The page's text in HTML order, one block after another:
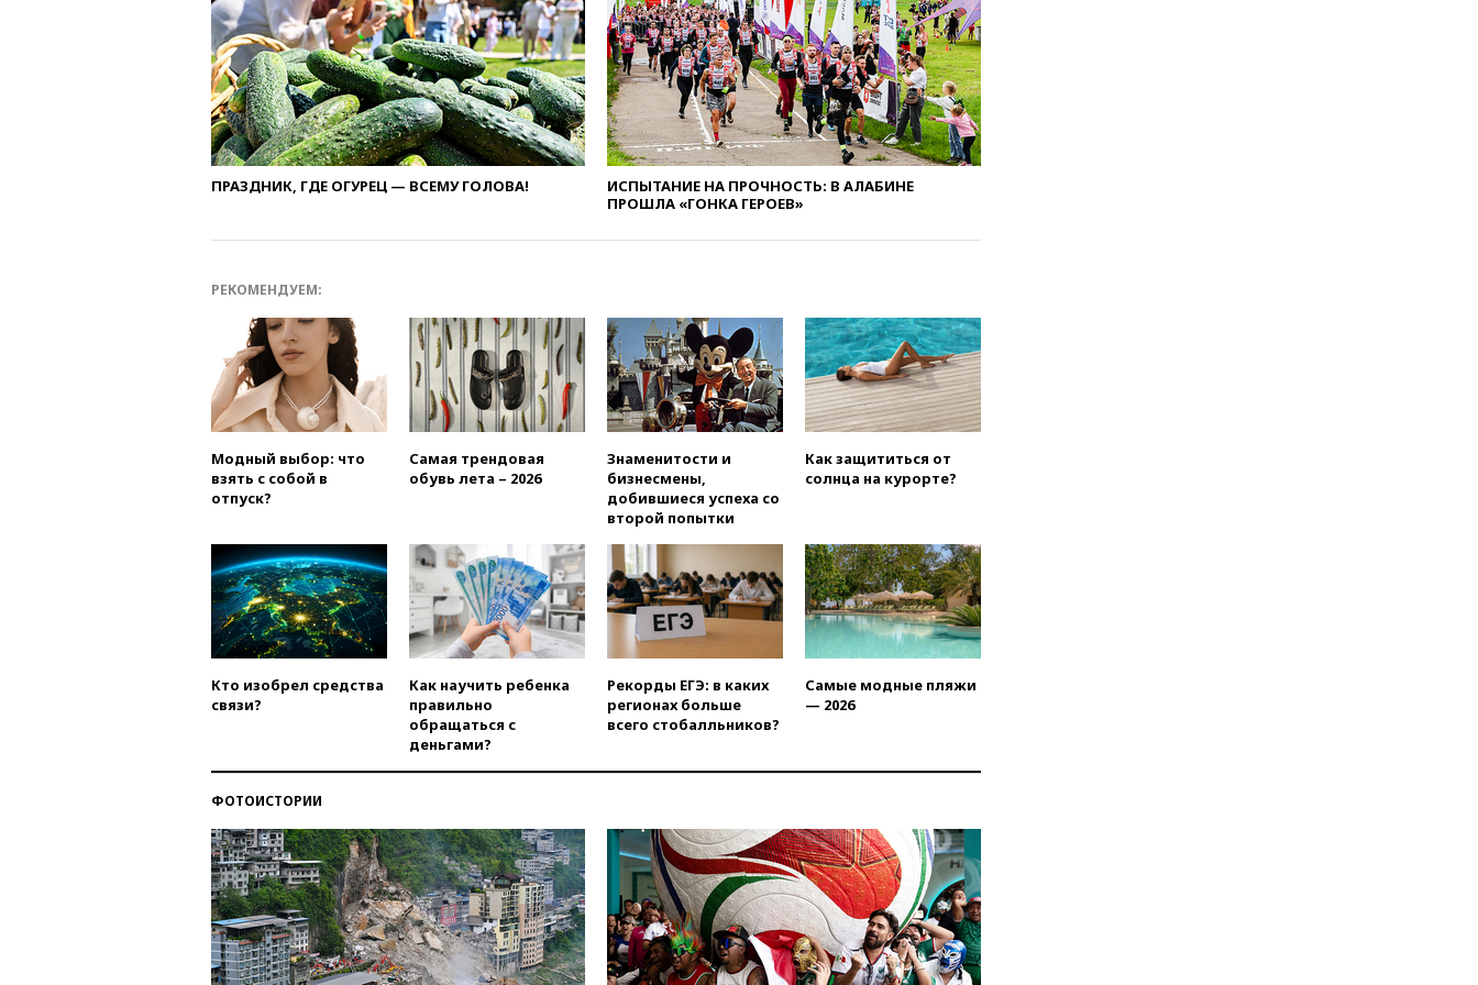
дефицита боеприпасов
14:40В Германии задержан
украинец за шпионаж на
оборонном предприятии
14:21АТОР сообщила о
снижении цен на авиабилеты
в России
14:19Масштабный сбой
произошел в рунете
13:58
Медведев назвал
Японию вассалом США
13:45
В Петербурге достроили
новый тоннель зеленой ветки
метро
В эфире «Радиостанции
Судного дня» прозвучали три
сообщения
пострадали при наезде
автомобиля на толпу в Омске
13:19
WP: Трамп определился
со своим преемником
СК возбудил дело по
ребенка в Раменском
12:57
отмыванием денег, достигло
рекордного показателя
12:40В Подмосковье
женщина и трехлетний
ребенок погибли при падении
из окна
ПРАЗДНИК, ГДЕ ОГУРЕЦ — ВСЕМУ ГОЛОВА!
ИСПЫТАНИЕ НА ПРОЧНОСТЬ: В АЛАБИНЕ
ПРОШЛА «ГОНКА ГЕРОЕВ»
РЕКОМЕНДУЕМ:
Модный выбор: что
взять с собой в
отпуск?
Самая трендовая
обувь лета – 2026
Знаменитости и
бизнесмены,
добившиеся успеха со
второй попытки
Как защититься от
солнца на курорте?
Кто изобрел средства
связи?
Как научить ребенка
правильно
обращаться с
деньгами?
Рекорды ЕГЭ: в каких
регионах больше
всего стобалльников?
Самые модные пляжи
— 2026
ФОТОИСТОРИИ